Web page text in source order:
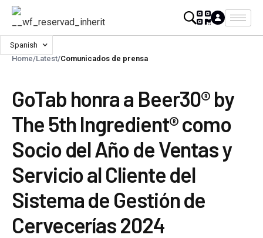
Spanish
Home/Latest/Comunicados de prensa
GoTab honra a Beer30® by
The 5th Ingredient® como
Socio del Año de Ventas y
Servicio al Cliente del
Sistema de Gestión de
Cervecerías 2024